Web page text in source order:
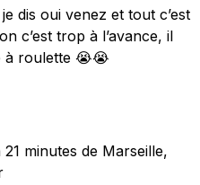
dis oui venez et tout c’est
c’est trop à l’avance, il
à roulette 😭😭
21 minutes de Marseille,